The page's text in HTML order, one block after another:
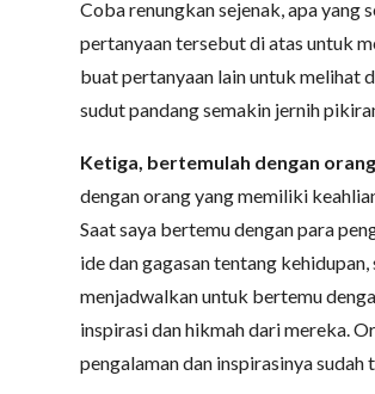
Coba renungkan sejenak, apa yang
pertanyaan tersebut di atas untuk
buat pertanyaan lain untuk melihat
sudut pandang semakin jernih
Ketiga, bertemulah dengan
dengan orang yang memiliki
Saat saya bertemu dengan para
ide dan gagasan tentang kehidupan,
menjadwalkan untuk bertemu
inspirasi dan hikmah dari mereka.
pengalaman dan inspirasinya sudah